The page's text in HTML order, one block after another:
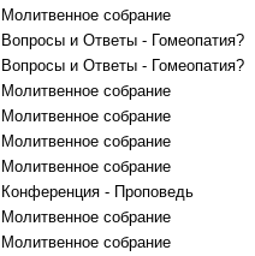
Молитвенное собрание
Вопросы и Ответы - Гомеопатия?
Вопросы и Ответы - Гомеопатия?
Молитвенное собрание
Молитвенное собрание
Молитвенное собрание
Молитвенное собрание
Конференция - Проповедь
Молитвенное собрание
Молитвенное собрание